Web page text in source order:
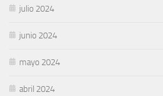
julio 2024
junio 2024
mayo 2024
abril 2024